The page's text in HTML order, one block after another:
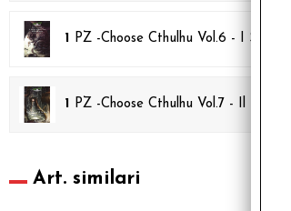
1 PZ -Choose Cthulhu Vol.6 - I Sogni
1 PZ -Choose Cthulhu Vol.7 - Il
Art. similari